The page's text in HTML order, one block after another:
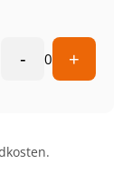
- 0 +